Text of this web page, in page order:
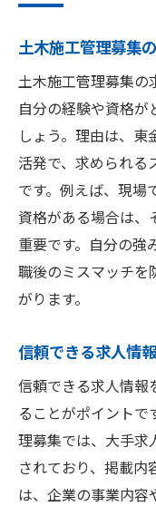
土木施工管理募集
土木施工管理募集の
自分の経験や資格が
しょう。理由は、
活発で、求められる
です。例えば、現場
資格がある場合は、
重要です。自分の強
職後のミスマッチを
がります。
信頼できる求人情
信頼できる求人情報
ることがポイントで
理募集では、大手求
されており、掲載内
は、企業の事業内